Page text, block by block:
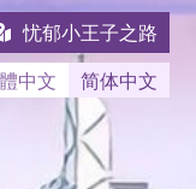
忧郁小王子之路
中文 简体中文